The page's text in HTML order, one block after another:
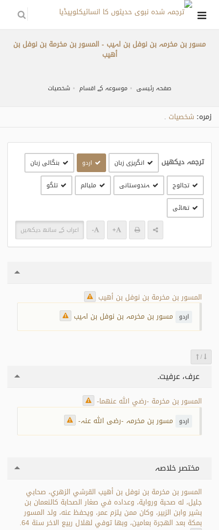
مسور بن مخرمہ بن نوفل بن اہیب - المسور بن مخرمة بن نوفل بن
أهيب
صفحہ رئیسی موسوعہ کے اقسام شخصیات
زمره: شخصیات
ترجمہ دیکھیں انگریزی زبان اردو بنگالی زبان
تجالوج ہندوستانی مليالم تلگو
تھائی
+
- اعراب کے ساتھ دیکھیں
المسور بن مخرمة بن نوفل بن أهيب
اردو مسور بن مخرمہ بن نوفل بن اہیب
/
عرف، عرفیت۔
المسور بن مخرمة -رضي الله عنهما-
اردو مسور بن مخرمہ -رضی اللہ عنہ-
مختصر خلاصہ
المسور بن مخرمة بن نوفل بن أهيب القرشي الزهري، صحابي
جليل، له صحبة ورواية، وعداده في صغار الصحابة كالنعمان بن
بشير وابن الزبير، وكان ممن يلزم عمر، ويحفظ عنه، ولد المسور
بمكة بعد الهجرة بعامين، وبها توفي لهلال ربيع الاخر سنة 64.